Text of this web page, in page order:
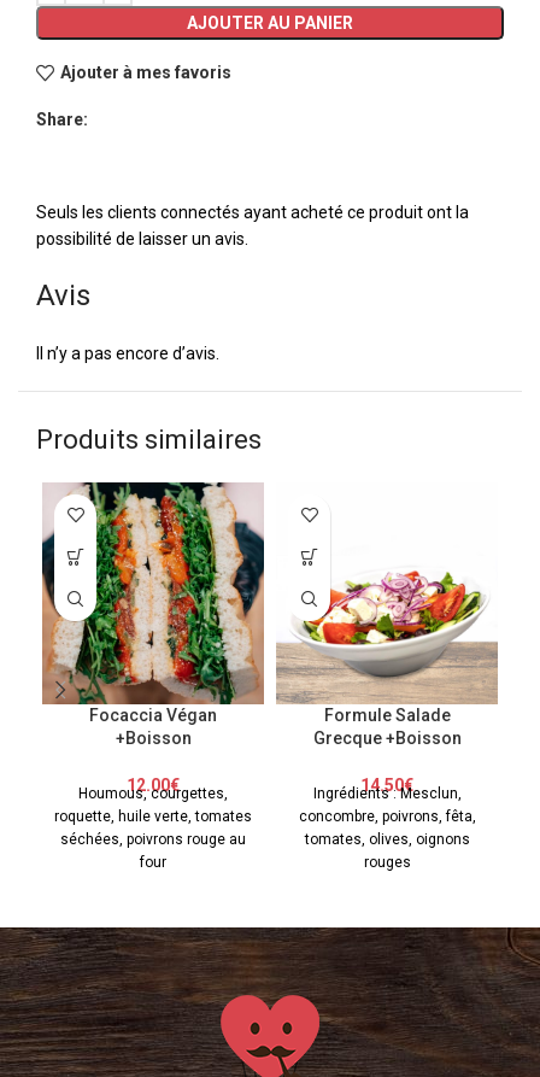
AJOUTER AU PANIER
Ajouter à mes favoris
Share:
Avis
Il n’y a pas encore d’avis.
Seuls les clients connectés ayant acheté ce produit ont la
possibilité de laisser un avis.
Produits similaires
Focaccia Végan
+Boisson
12.00€
Houmous, courgettes,
roquette, huile verte, tomates
séchées, poivrons rouge au
four
Formule Salade
Grecque +Boisson
14.50€
Ingrédients : Mesclun,
concombre, poivrons, fêta,
tomates, olives, oignons
rouges